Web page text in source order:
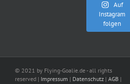
Auf
Instagram
folgen
© 2021 by Flying-Goalie.de - all rights
reserved | Impressum | Datenschutz | AGB |